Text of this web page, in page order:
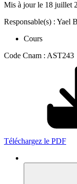
Mis à jour le 18 juillet
Responsable(s) :
Cours
Code Cnam : AST243
Téléchargez le PDF